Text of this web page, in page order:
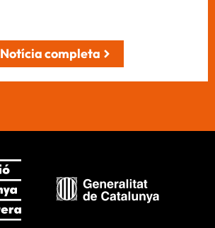
Notícia completa